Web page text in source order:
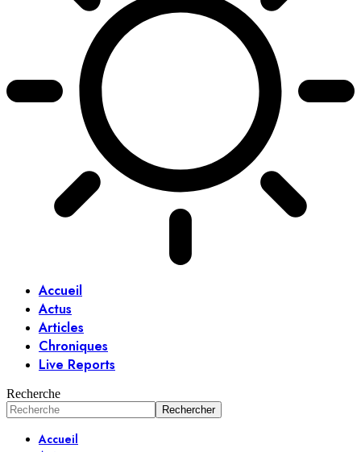
Accueil
Actus
Articles
Chroniques
Live Reports
Recherche
Accueil